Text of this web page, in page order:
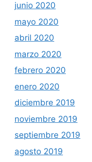
junio 2020
mayo 2020
abril 2020
marzo 2020
febrero 2020
enero 2020
diciembre 2019
noviembre 2019
septiembre 2019
agosto 2019